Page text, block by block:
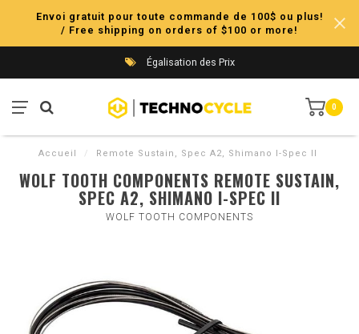
Envoi gratuit pour toute commande de 100$ ou plus!
/ Free shipping on orders of $100 or more!
Égalisation des Prix
0
Accueil / Remote Sustain, Spec A2, Shimano I-Spec II
WOLF TOOTH COMPONENTS REMOTE SUSTAIN,
SPEC A2, SHIMANO I-SPEC II
WOLF TOOTH COMPONENTS